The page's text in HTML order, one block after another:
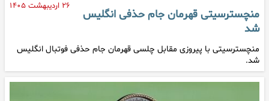
۲۶ اردیبهشت ۱۴۰۵
منچسترسیتی قهرمان جام حذفی انگلیس
شد
منچسترسیتی با پیروزی مقابل چلسی قهرمان جام حذفی فوتبال انگلیس
شد.